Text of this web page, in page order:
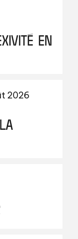
EN
2026